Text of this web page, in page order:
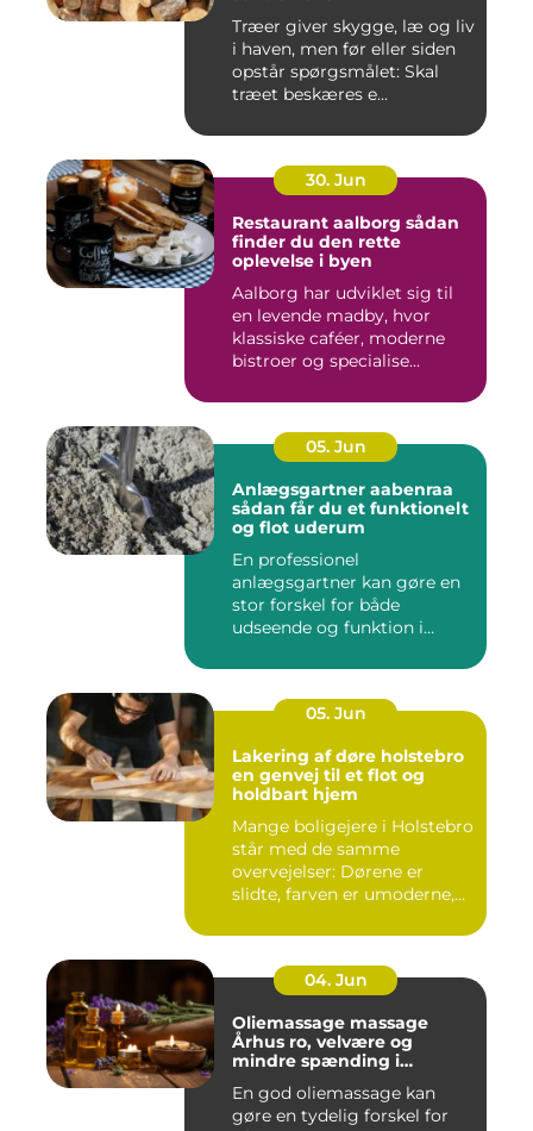
Træer giver skygge, læ og liv
i haven, men før eller siden
opstår spørgsmålet: Skal
træet beskæres e...
30. Jun
Restaurant aalborg sådan
finder du den rette
oplevelse i byen
Aalborg har udviklet sig til
en levende madby, hvor
klassiske caféer, moderne
bistroer og specialise...
05. Jun
Anlægsgartner aabenraa
sådan får du et funktionelt
og flot uderum
En professionel
anlægsgartner kan gøre en
stor forskel for både
udseende og funktion i
05. Jun
Lakering af døre holstebro
en genvej til et flot og
holdbart hjem
Mange boligejere i Holstebro
står med de samme
overvejelser: Dørene er
slidte, farven er umoderne,
04. Jun
Oliemassage massage
Århus ro, velvære og
mindre spænding i
En god oliemassage kan
gøre en tydelig forskel for